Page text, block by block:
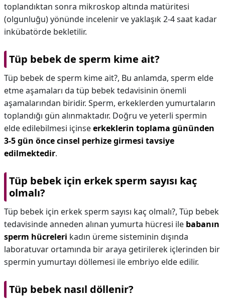
toplandıktan sonra mikroskop altında matüritesi
(olgunluğu) yönünde incelenir ve yaklaşık 2-4 saat kadar
inkübatörde bekletilir.
Tüp bebek de sperm kime ait?
Tüp bebek de sperm kime ait?, Bu anlamda, sperm elde
etme aşamaları da tüp bebek tedavisinin önemli
aşamalarından biridir. Sperm, erkeklerden yumurtaların
toplandığı gün alınmaktadır. Doğru ve yeterli spermin
elde edilebilmesi içinseerkeklerin toplama gününden
3-5 gün önce cinsel perhize girmesi tavsiye
edilmektedir.
Tüp bebek için erkek sperm sayısı kaç
olmalı?
Tüp bebek için erkek sperm sayısı kaç olmalı?, Tüp bebek
tedavisinde anneden alınan yumurta hücresi ile babanın
sperm hücreleri kadın üreme sisteminin dışında
laboratuvar ortamında bir araya getirilerek içlerinden bir
spermin yumurtayı döllemesi ile embriyo elde edilir.
Tüp bebek nasıl döllenir?